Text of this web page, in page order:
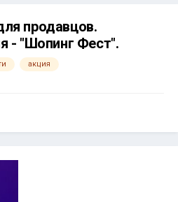
продавцов.
- "Шопинг Фест".
акция